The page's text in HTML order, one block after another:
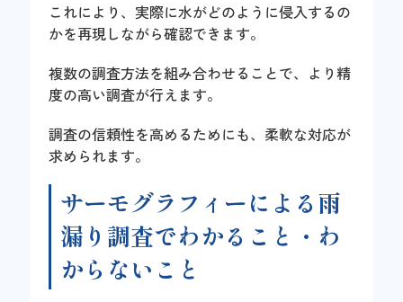
これにより、実際に水がどのように侵入するの
かを再現しながら確認できます。
複数の調査方法を組み合わせることで、より精
度の高い調査が行えます。
調査の信頼性を高めるためにも、柔軟な対応が
求められます。
サーモグラフィーによる雨
漏り調査でわかること・わ
からないこと